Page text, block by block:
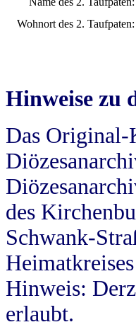
Wohnort des 2. Taufpaten:
Hinweise zu
Das Original-
des
Schwank-
Hinweis:
erlaubt.